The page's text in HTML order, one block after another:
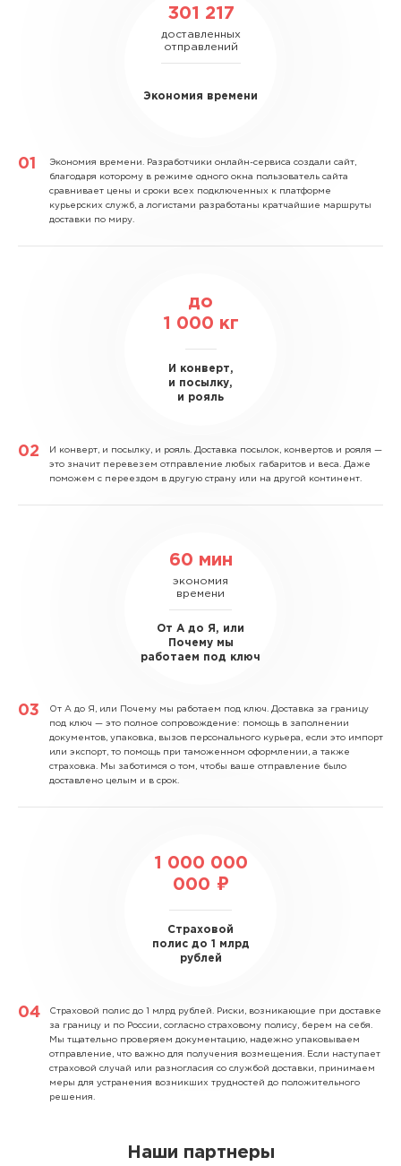
301 217
доставленных
отправлений
Экономия времени
Экономия времени. Разработчики онлайн-сервиса создали сайт,
благодаря которому в режиме одного окна пользователь сайта
сравнивает цены и сроки всех подключенных к платформе
курьерских служб, а логистами разработаны кратчайшие маршруты
доставки по миру.
до
1 000 кг
И конверт,
и посылку,
и рояль
И конверт, и посылку, и рояль. Доставка посылок, конвертов и рояля —
это значит перевезем отправление любых габаритов и веса. Даже
поможем с переездом в другую страну или на другой континент.
60 мин
экономия
времени
От А до Я, или
Почему мы
работаем под ключ
От А до Я, или Почему мы работаем под ключ. Доставка за границу
под ключ — это полное сопровождение: помощь в заполнении
документов, упаковка, вызов персонального курьера, если это импорт
или экспорт, то помощь при таможенном оформлении, а также
страховка. Мы заботимся о том, чтобы ваше отправление было
доставлено целым и в срок.
1 000 000
000 ₽
Страховой
полис до 1 млрд
рублей
Страховой полис до 1 млрд рублей. Риски, возникающие при доставке
за границу и по России, согласно страховому полису, берем на себя.
Мы тщательно проверяем документацию, надежно упаковываем
отправление, что важно для получения возмещения. Если наступает
страховой случай или разногласия со службой доставки, принимаем
меры для устранения возникших трудностей до положительного
решения.
Наши партнеры